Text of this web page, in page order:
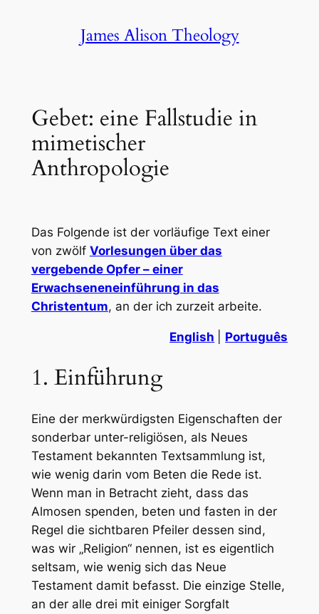
James Alison Theology
Gebet: eine Fallstudie in
mimetischer
Anthropologie
Das Folgende ist der vorläufige Text einer
von zwölf Vorlesungen über das
vergebende Opfer – einer
Erwachseneneinführung in das
Christentum, an der ich zurzeit arbeite.
English Português
1. Einführung
Eine der merkwürdigsten Eigenschaften der
sonderbar unter-religiösen, als Neues
Testament bekannten Textsammlung ist,
wie wenig darin vom Beten die Rede ist.
Wenn man in Betracht zieht, dass das
Almosen spenden, beten und fasten in der
Regel die sichtbaren Pfeiler dessen sind,
was wir „Religion“ nennen, ist es eigentlich
seltsam, wie wenig sich das Neue
Testament damit befasst. Die einzige Stelle,
an der alle drei mit einiger Sorgfalt